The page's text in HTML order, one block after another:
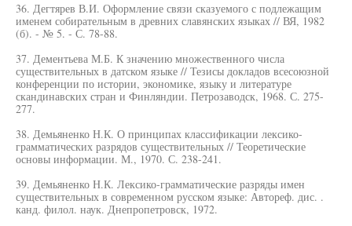
36. Дегтярев В.И. Оформление связи сказуемого с подлежащим
именем собирательным в древних славянских языках // ВЯ, 1982
(б). - № 5. - С. 78-88.
37. Дементьева М.Б. К значению множественного числа
существительных в датском языке // Тезисы докладов всесоюзной
конференции по истории, экономике, языку и литературе
скандинавских стран и Финляндии. Петрозаводск, 1968. С. 275-
277.
38. Демьяненко Н.К. О принципах классификации лексико-
грамматических разрядов существительных // Теоретические
основы информации. М., 1970. С. 238-241.
39. Демьяненко Н.К. Лексико-грамматические разряды имен
существительных в современном русском языке: Автореф. дис. .
канд. филол. наук. Днепропетровск, 1972.